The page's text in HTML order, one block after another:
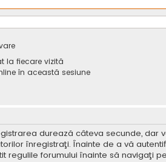
la fiecare vizită
în această sesiune
durează câteva secunde,
înregistraţi. Înainte de a vă
regulile forumului înainte să navigaţi